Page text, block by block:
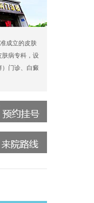
成立的皮肤
肤病专科，设
门诊、白癜